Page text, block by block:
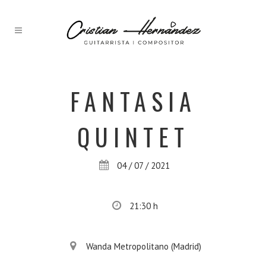
FANTASIA
QUINTET
04 / 07 / 2021
21:30 h
Wanda Metropolitano (Madrid)